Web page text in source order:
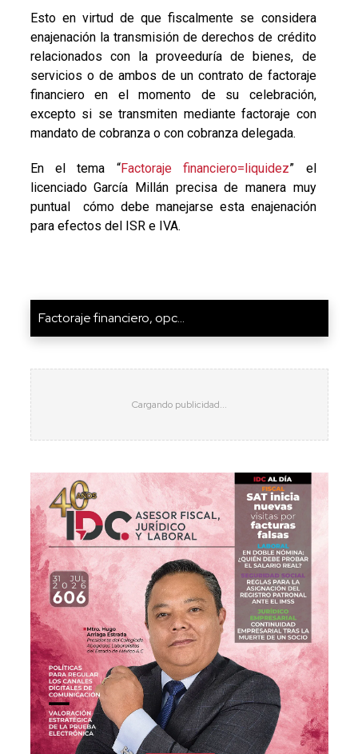
Esto en virtud de que fiscalmente se considera
enajenación la transmisión de derechos de crédito
relacionados con la proveeduría de bienes, de
servicios o de ambos de un contrato de factoraje
financiero en el momento de su celebración,
excepto si se transmiten mediante factoraje con
mandato de cobranza o con cobranza delegada.
En el tema “Factoraje financiero=liquidez” el
licenciado García Millán precisa de manera muy
puntual cómo debe manejarse esta enajenación
para efectos del ISR e IVA.
Factoraje financiero, opc...